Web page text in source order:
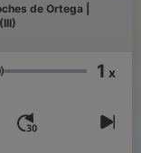
de Ortega |
Volumen 1 x